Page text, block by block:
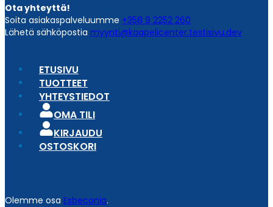
Ota yhteyttä!
Soita asiakaspalveluumme +358 9 2252 260
Lähetä sähköpostia myynti@kaapelicenter.testisivu.dev
ETUSIVU
TUOTTEET
YHTEYSTIEDOT
OMA TILI
KIRJAUDU
OSTOSKORI
Olemme osa Esbeconia.